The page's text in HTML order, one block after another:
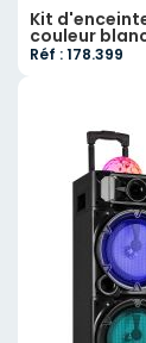
Kit
couleur
Réf : 178.399